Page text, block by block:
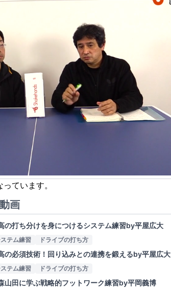
ています。
画
の打ち分けを身につけるシステム練習by平屋広大
テム練習 ドライブの打ち方
の必須技術！回り込みとの連携を鍛えるby平屋広大
テム練習 ドライブの打ち方
山田に学ぶ戦略的フットワーク練習by平岡義博